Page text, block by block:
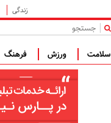
زندگی
|
سلامت ورزش فرهنگ